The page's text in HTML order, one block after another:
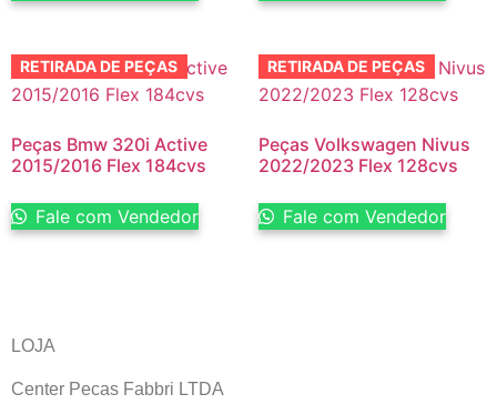
RETIRADA DE PEÇAS
Peças Bmw 320i Active
2015/2016 Flex 184cvs
Fale com Vendedor
RETIRADA DE PEÇAS
Peças Volkswagen Nivus
2022/2023 Flex 128cvs
Fale com Vendedor
LOJA
Center Pecas Fabbri LTDA